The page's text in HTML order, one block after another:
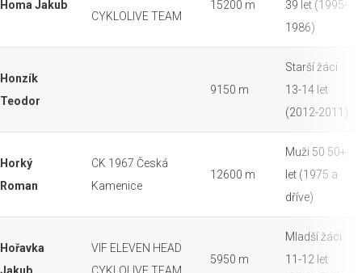
Homa Jakub
CYKLOLIVE TEAM
15200 m
39 let (1995-
1986)
Honzík
Teodor
9150 m
Starší žáci
13-14 let
(2012-2011)
Horký
Roman
CK 1967 Česká
Kamenice
12600 m
Muži 50 50+
let (1975 a
dříve)
Hořavka
VIF ELEVEN HEAD
5950 m
Mladší žáci
11-12 let